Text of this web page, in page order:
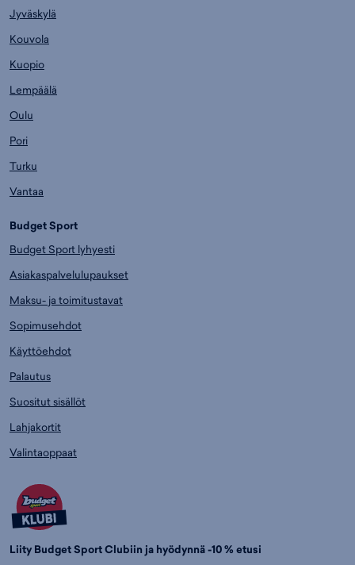
Jyväskylä
Kouvola
Kuopio
Lempäälä
Oulu
Pori
Turku
Vantaa
Budget Sport
Budget Sport lyhyesti
Asiakaspalvelulupaukset
Maksu- ja toimitustavat
Sopimusehdot
Käyttöehdot
Palautus
Suositut sisällöt
Lahjakortit
Valintaoppaat
Liity Budget Sport Clubiin ja hyödynnä -10 % etusi